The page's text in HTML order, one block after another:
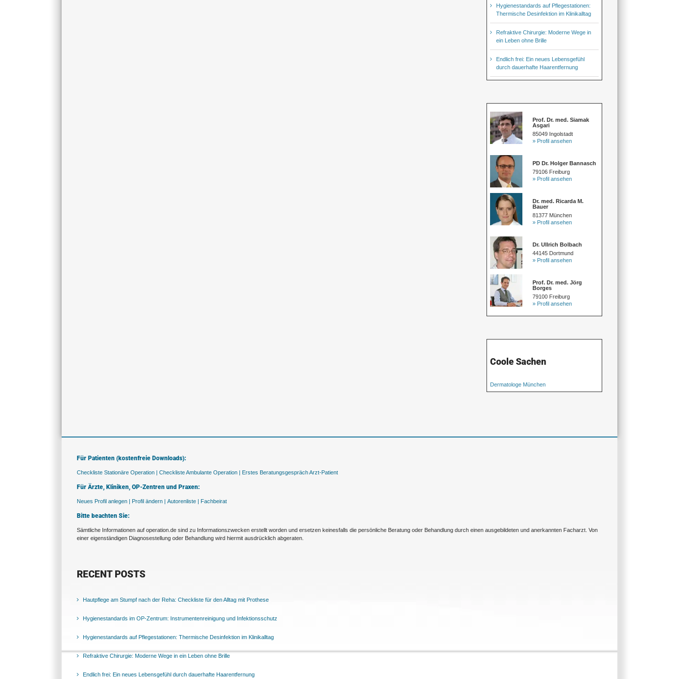
Hygienestandards auf Pflegestationen:
Thermische Desinfektion im Klinikalltag
Refraktive Chirurgie: Moderne Wege in
ein Leben ohne Brille
Endlich frei: Ein neues Lebensgefühl
durch dauerhafte Haarentfernung
Prof. Dr. med. Siamak
Asgari
85049 Ingolstadt
» Profil ansehen
PD Dr. Holger Bannasch
79106 Freiburg
» Profil ansehen
Dr. med. Ricarda M.
Bauer
81377 München
» Profil ansehen
Dr. Ullrich Bolbach
44145 Dortmund
» Profil ansehen
Prof. Dr. med. Jörg
Borges
79100 Freiburg
» Profil ansehen
Coole Sachen
Dermatologe München
Für Patienten (kostenfreie Downloads):
Checkliste Stationäre Operation | Checkliste Ambulante Operation | Erstes Beratungsgespräch Arzt-Patient
Für Ärzte, Kliniken, OP-Zentren und Praxen:
Neues Profil anlegen | Profil ändern | Autorenliste | Fachbeirat
Bitte beachten Sie:
Sämtliche Informationen auf operation.de sind zu Informationszwecken erstellt worden und ersetzen keinesfalls die persönliche Beratung oder Behandlung durch einen ausgebildeten und anerkannten Facharzt. Von
einer eigenständigen Diagnosestellung oder Behandlung wird hiermit ausdrücklich abgeraten.
RECENT POSTS
Hautpflege am Stumpf nach der Reha: Checkliste für den Alltag mit Prothese
Hygienestandards im OP-Zentrum: Instrumentenreinigung und Infektionsschutz
Hygienestandards auf Pflegestationen: Thermische Desinfektion im Klinikalltag
Refraktive Chirurgie: Moderne Wege in ein Leben ohne Brille
Endlich frei: Ein neues Lebensgefühl durch dauerhafte Haarentfernung